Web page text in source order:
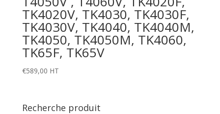
TK4020V, TK4030, TK4030F,
TK4030V, TK4040, TK4040M,
TK4050, TK4050M, TK4060,
TK65F, TK65V
€589,00 HT
Recherche produit